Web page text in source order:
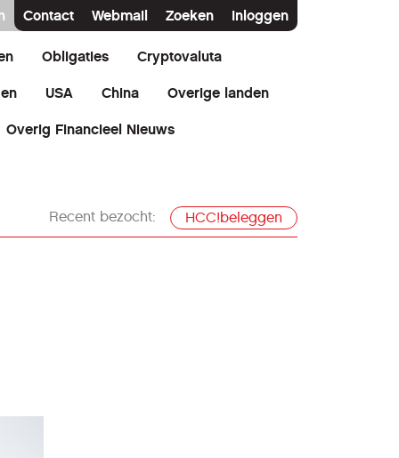
Contact Webmail Zoeken Inloggen
Obligaties Cryptovaluta
USA China Overige landen
Overig Financieel Nieuws
Recent bezocht: HCC!beleggen